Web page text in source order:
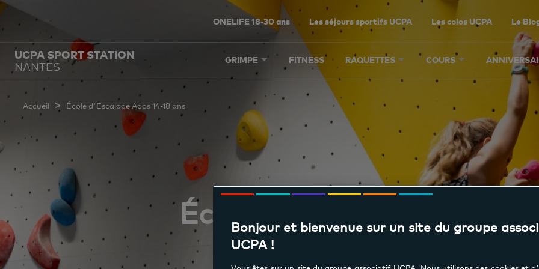
ONELIFE 18-30 ans Les séjours sportifs UCPA Les colos UCPA Le
UCPA SPORT STATION
NANTES
GRIMPE FITNESS RAQUETTES COURS
Accueil > École d'Escalade Ados 14-18 ans
École d'Escalade Ados
Bonjour et bienvenue sur un site du groupe
UCPA !